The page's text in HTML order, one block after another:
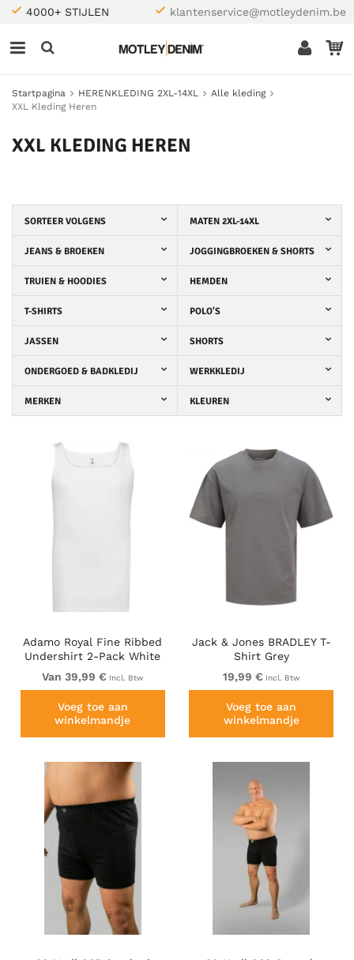
4000+ STIJLEN klantenservice@motleydenim.be
Startpagina HERENKLEDING 2XL-14XL
Alle kleding
XXL Kleding Heren
XXL KLEDING HEREN
SORTEER VOLGENS MATEN 2XL-14XL
JEANS & BROEKEN JOGGINGBROEKEN & SHORTS
TRUIEN & HOODIES HEMDEN
T-SHIRTS POLO'S
JASSEN SHORTS
ONDERGOED & BADKLEDIJ WERKKLEDIJ
MERKEN KLEUREN
Adamo Royal Fine Ribbed
Undershirt 2-Pack White
Van 39,99 € Incl. Btw
Voeg toe aan
winkelmandje
Jack & Jones BRADLEY T-
Shirt Grey
19,99 € Incl. Btw
Voeg toe aan
winkelmandje